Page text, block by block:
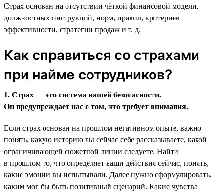
Страх основан на отсутствии чёткой финансовой модели,
должностных инструкций, норм, правил, критериев
эффективности, стратегии продаж и т. д.
Как справиться со страхами
при найме сотрудников?
1. Страх — это система нашей безопасности.
Он предупреждает нас о том, что требует внимания.
Если страх основан на прошлом негативном опыте, важно
понять, какую историю вы сейчас себе рассказываете, какой
ограничивающей сюжетной линии следуете. Найти
в прошлом то, что определяет ваши действия сейчас, понять,
какие эмоции вы испытывали. Далее нужно сформулировать,
каким мог бы быть позитивный сценарий. Какие чувства